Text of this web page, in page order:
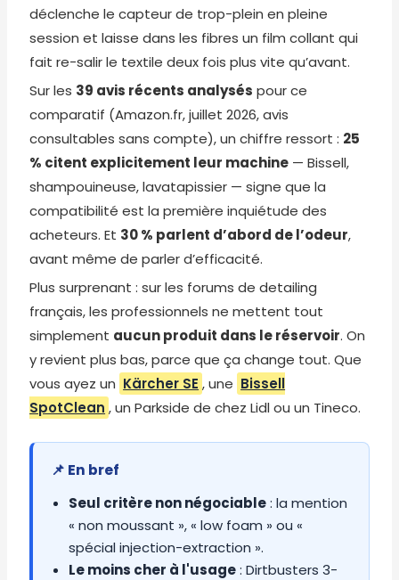
déclenche le capteur de trop-plein en pleine
session et laisse dans les fibres un film collant qui
fait re-salir le textile deux fois plus vite qu’avant.
Sur les 39 avis récents analysés pour ce
comparatif (Amazon.fr, juillet 2026, avis
consultables sans compte), un chiffre ressort : 25
% citent explicitement leur machine — Bissell,
shampouineuse, lavatapissier — signe que la
compatibilité est la première inquiétude des
acheteurs. Et 30 % parlent d’abord de l’odeur,
avant même de parler d’efficacité.
Plus surprenant : sur les forums de detailing
français, les professionnels ne mettent tout
simplement aucun produit dans le réservoir. On
y revient plus bas, parce que ça change tout. Que
vous ayez un Kärcher SE , une Bissell
SpotClean , un Parkside de chez Lidl ou un Tineco.
📌 En bref
Seul critère non négociable: la mention
« non moussant », « low foam » ou «
spécial injection-extraction ».
Le moins cher à l'usage: Dirtbusters 3-